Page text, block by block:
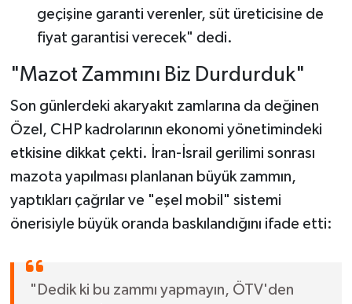
geçişine garanti verenler, süt üreticisine de
fiyat garantisi verecek" dedi.
"Mazot Zammını Biz Durdurduk"
Son günlerdeki akaryakıt zamlarına da değinen
Özel, CHP kadrolarının ekonomi yönetimindeki
etkisine dikkat çekti. İran-İsrail gerilimi sonrası
mazota yapılması planlanan büyük zammın,
yaptıkları çağrılar ve "eşel mobil" sistemi
önerisiyle büyük oranda baskılandığını ifade etti:
"Dedik ki bu zammı yapmayın, ÖTV'den